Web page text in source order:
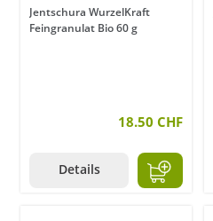
Jentschura WurzelKraft
Feingranulat Bio 60 g
18.50 CHF
Details